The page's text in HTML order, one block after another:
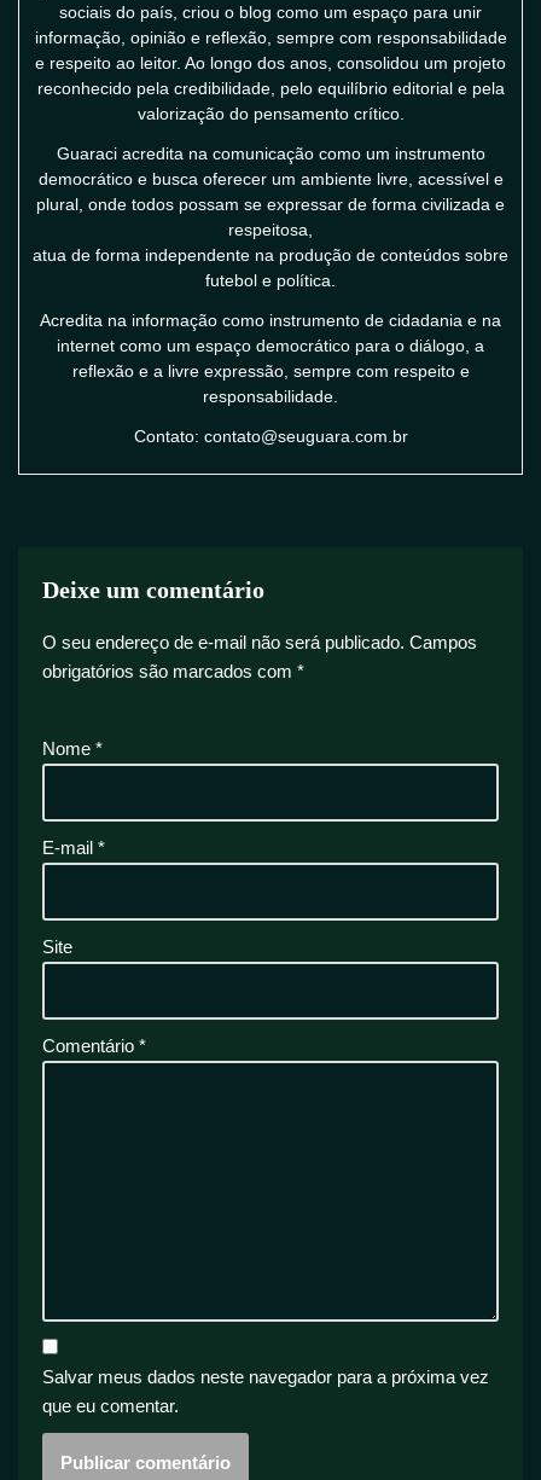
sociais do país, criou o blog como um espaço para unir
informação, opinião e reflexão, sempre com responsabilidade
e respeito ao leitor. Ao longo dos anos, consolidou um projeto
reconhecido pela credibilidade, pelo equilíbrio editorial e pela
valorização do pensamento crítico.
Guaraci acredita na comunicação como um instrumento
democrático e busca oferecer um ambiente livre, acessível e
plural, onde todos possam se expressar de forma civilizada e
respeitosa,
atua de forma independente na produção de conteúdos sobre
futebol e política.
Acredita na informação como instrumento de cidadania e na
internet como um espaço democrático para o diálogo, a
reflexão e a livre expressão, sempre com respeito e
responsabilidade.
Contato: contato@seuguara.com.br
Deixe um comentário
O seu endereço de e-mail não será publicado. Campos
obrigatórios são marcados com *
Nome *
E-mail *
Site
Comentário *
Salvar meus dados neste navegador para a próxima vez
que eu comentar.